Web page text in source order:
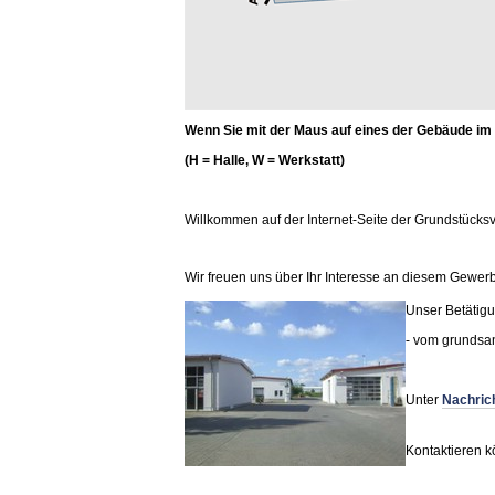
Wenn Sie mit der Maus auf eines der Gebäude
(H = Halle, W = Werkstatt)
Willkommen auf der Internet-Seite der
Wir freuen uns über Ihr Interesse an diesem
Unser
- vom
Unter
Kontaktieren